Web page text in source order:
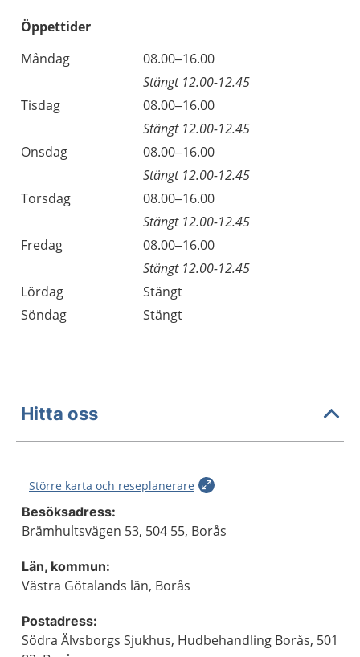
Öppettider
Dag
Öppettider
Kommentarer
Måndag
08.00–16.00
Stängt 12.00-12.45
Tisdag
08.00–16.00
Stängt 12.00-12.45
Onsdag
08.00–16.00
Stängt 12.00-12.45
Torsdag
08.00–16.00
Stängt 12.00-12.45
Fredag
08.00–16.00
Stängt 12.00-12.45
Lördag
Stängt
Söndag
Stängt
Hitta oss
Större karta och reseplanerare
Besöksadress:
Brämhultsvägen 53, 504 55, Borås
Län, kommun:
Västra Götalands län, Borås
Postadress:
Södra Älvsborgs Sjukhus, Hudbehandling Borås, 501